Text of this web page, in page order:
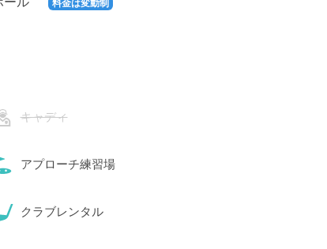
キャディ
アプローチ練習場
クラブレンタル